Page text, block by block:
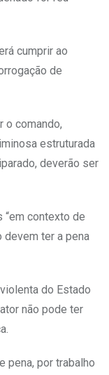
cumprir ao
de
o comando,
estruturada
deverão ser
“em contexto de
devem ter a pena
do Estado
não pode ter
pena, por trabalho